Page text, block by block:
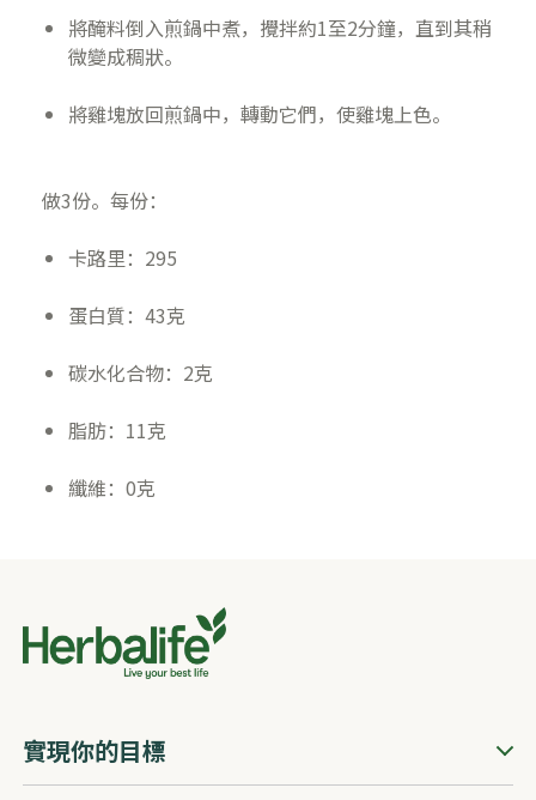
將醃料倒入煎鍋中煮，攪拌約1至2分鐘，直到其稍
微變成稠狀。
將雞塊放回煎鍋中，轉動它們，使雞塊上色。
做3份。每份：
卡路里：295
蛋白質：43克
碳水化合物：2克
脂肪：11克
纖維：0克
實現你的目標